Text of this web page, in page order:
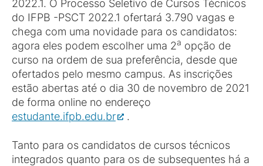
2022.1. O Processo Seletivo de Cursos Técnicos
do IFPB -PSCT 2022.1 ofertará 3.790 vagas e
chega com uma novidade para os candidatos:
agora eles podem escolher uma 2a opção de
curso na ordem de sua preferência, desde que
ofertados pelo mesmo campus. As inscrições
estão abertas até o dia 30 de novembro de 2021
de forma online no endereço
estudante.ifpb.edu.br
.
Tanto para os candidatos de cursos técnicos
integrados quanto para os de subsequentes há a